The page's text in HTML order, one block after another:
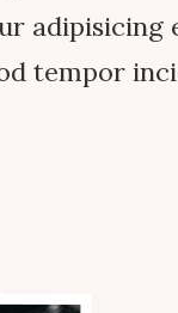
adipisicing
tempor